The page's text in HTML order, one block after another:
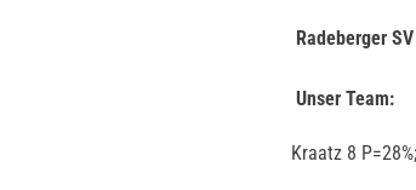
Radeberger
Unser Team:
Kraatz 8